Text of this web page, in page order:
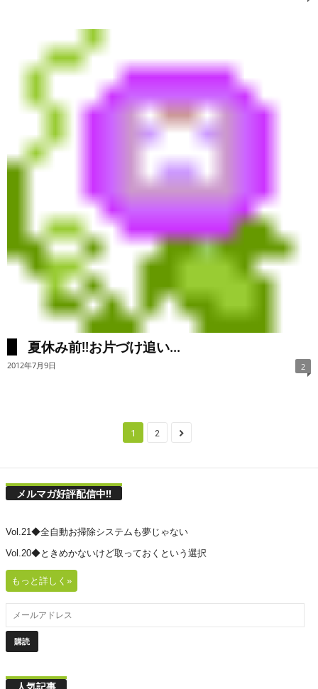
夏休み前!!お片づけ追い...
2012年7月9日 2
1 2
メルマガ好評配信中!!
Vol.21◆全自動お掃除システムも夢じゃない
Vol.20◆ときめかないけど取っておくという選択
もっと詳しく»